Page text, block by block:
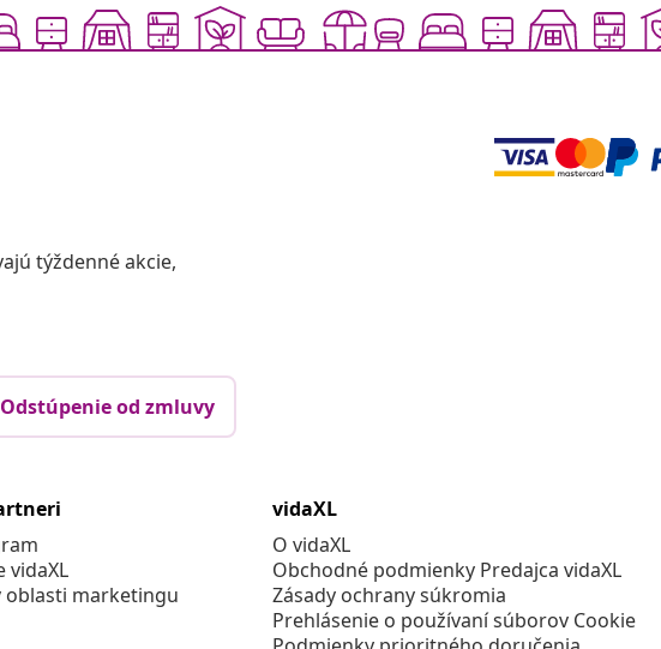
týždenné akcie,
Odstúpenie od zmluvy
vidaXL
oblasti marketingu
vidaXL
O vidaXL
Obchodné podmienky Predajca vidaXL
Zásady ochrany súkromia
Prehlásenie o používaní súborov Cookie